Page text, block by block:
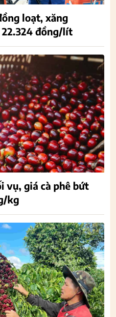
loạt, xăng
22.324 đồng/lít
vụ, giá cà phê bứt
kg